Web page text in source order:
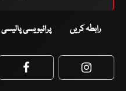
رابطہ کریں پرائیویسی پالیسی
Facebook